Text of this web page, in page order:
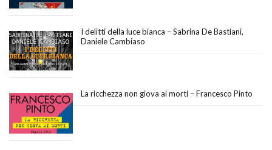
I delitti della luce bianca – Sabrina De Bastiani,
Daniele Cambiaso
La ricchezza non giova ai morti – Francesco Pinto